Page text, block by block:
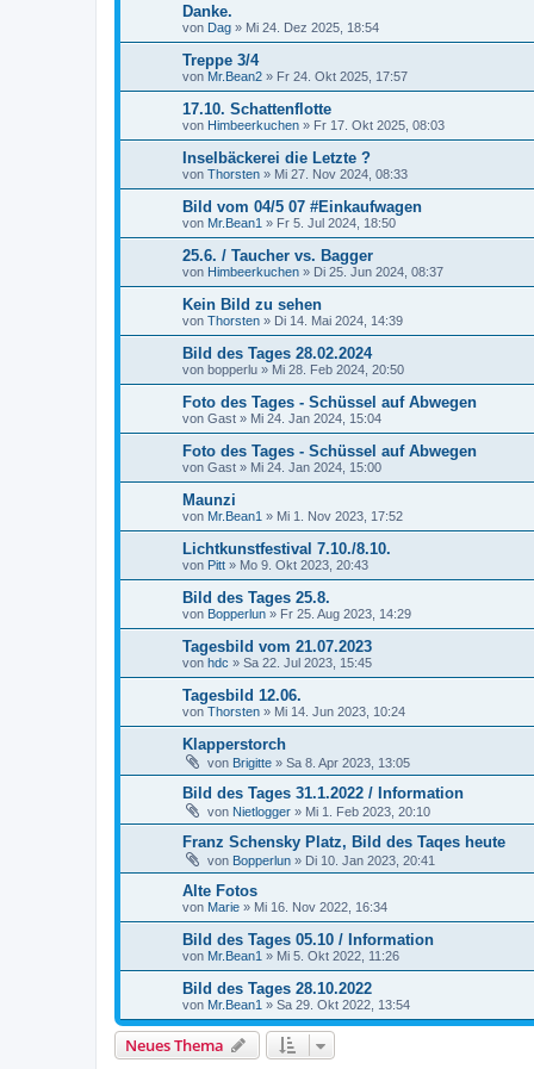
Danke.
von Dag » Mi 24. Dez 2025, 18:54
Treppe 3/4
von Mr.Bean2 » Fr 24. Okt 2025, 17:57
17.10. Schattenflotte
von Himbeerkuchen » Fr 17. Okt 2025, 08:03
Inselbäckerei die Letzte ?
von Thorsten » Mi 27. Nov 2024, 08:33
Bild vom 04/5 07 #Einkaufwagen
von Mr.Bean1 » Fr 5. Jul 2024, 18:50
25.6. / Taucher vs. Bagger
von Himbeerkuchen » Di 25. Jun 2024, 08:37
Kein Bild zu sehen
von Thorsten » Di 14. Mai 2024, 14:39
Bild des Tages 28.02.2024
von bopperlu » Mi 28. Feb 2024, 20:50
Foto des Tages - Schüssel auf Abwegen
von Gast » Mi 24. Jan 2024, 15:04
Foto des Tages - Schüssel auf Abwegen
von Gast » Mi 24. Jan 2024, 15:00
Maunzi
von Mr.Bean1 » Mi 1. Nov 2023, 17:52
Lichtkunstfestival 7.10./8.10.
von Pitt » Mo 9. Okt 2023, 20:43
Bild des Tages 25.8.
von Bopperlun » Fr 25. Aug 2023, 14:29
Tagesbild vom 21.07.2023
von hdc » Sa 22. Jul 2023, 15:45
Tagesbild 12.06.
von Thorsten » Mi 14. Jun 2023, 10:24
Klapperstorch
von Brigitte » Sa 8. Apr 2023, 13:05
Bild des Tages 31.1.2022 / Information
von Nietlogger » Mi 1. Feb 2023, 20:10
Franz Schensky Platz, Bild des Taqes heute
von Bopperlun » Di 10. Jan 2023, 20:41
Alte Fotos
von Marie » Mi 16. Nov 2022, 16:34
Bild des Tages 05.10 / Information
von Mr.Bean1 » Mi 5. Okt 2022, 11:26
Bild des Tages 28.10.2022
von Mr.Bean1 » Sa 29. Okt 2022, 13:54
Neues Thema